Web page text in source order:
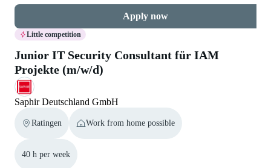
Apply now
Little competition
Junior IT Security Consultant für IAM
Projekte (m/w/d)
Saphir Deutschland GmbH
Ratingen Work from home possible
40 h per week